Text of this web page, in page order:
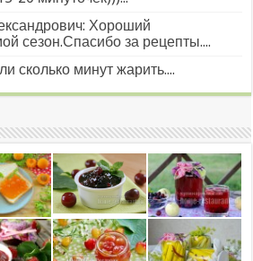
Хороший
сезон.Спасибо за рецепты....
сколько минут жарить....